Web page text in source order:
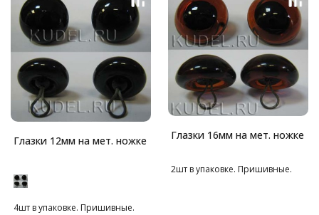
сборки либо нагреть фиксатор
в горячей воде, либо немного
увеличить внутреннее
отверстие фиксатора
ножницами.
увеличить внутреннее
отверстие фиксатора
ножницами.
Глазки 12мм на мет. ножке
4шт в упаковке. Пришивные.
Глазки 16мм на мет. ножке
2шт в упаковке. Пришивные.